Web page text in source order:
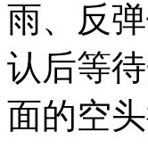
雨、反
认后等
面的空头